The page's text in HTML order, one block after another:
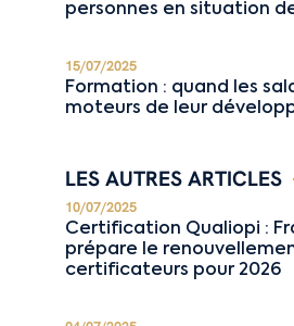
personnes en situation
15/07/2025
Formation : quand les
moteurs de leur
LES AUTRES ARTICLES
10/07/2025
Certification Qualiopi :
prépare le
certificateurs pour 2026